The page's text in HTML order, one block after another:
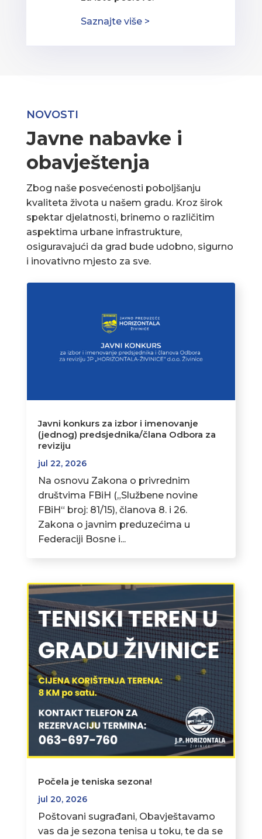
Saznajte više >
NOVOSTI
Javne nabavke i
obavještenja
Zbog naše posvećenosti poboljšanju
kvaliteta života u našem gradu. Kroz širok
spektar djelatnosti, brinemo o različitim
aspektima urbane infrastrukture,
osiguravajući da grad bude udobno, sigurno
i inovativno mjesto za sve.
Javni konkurs za izbor i imenovanje
(jednog) predsjednika/člana Odbora za
reviziju
jul 22, 2026
Na osnovu Zakona o privrednim
društvima FBiH („Službene novine
FBiH“ broj: 81/15), članova 8. i 26.
Zakona o javnim preduzećima u
Federaciji Bosne i...
Počela je teniska sezona!
jul 20, 2026
Poštovani sugrađani, Obavještavamo
vas da je sezona tenisa u toku, te da se